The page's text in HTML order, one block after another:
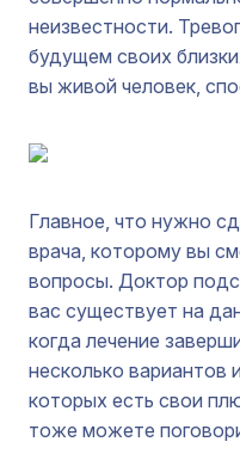
неизвестности.
будущем своих
вы живой человек,
Главное, что нужно
врача, которому вы
вопросы. Доктор
вас существует на
когда лечение
несколько вариантов
которых есть свои
тоже можете